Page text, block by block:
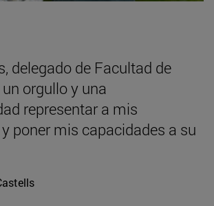
delegado de Facultad de
orgullo y una
representar a mis
poner mis capacidades a su